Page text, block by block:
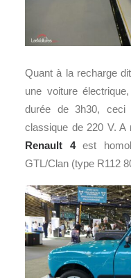
Quant à la recharge
une voiture
durée de 3h30, ceci
classique de 220 V. A
Renault 4est
GTL/Clan (type R112